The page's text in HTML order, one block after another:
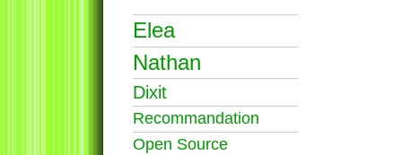
Elea
Nathan
Dixit
Recommandation
Open Source